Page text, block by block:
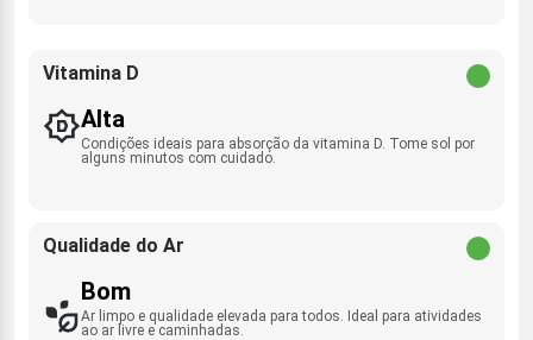
Vitamina D
Alta
Condições ideais para absorção da vitamina D. Tome sol por
alguns minutos com cuidado.
Qualidade do Ar
Bom
Ar limpo e qualidade elevada para todos. Ideal para atividades
ao ar livre e caminhadas.